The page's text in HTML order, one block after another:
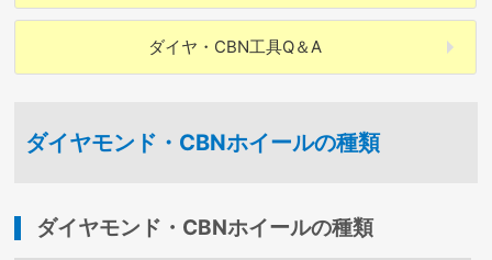
ダイヤ・CBN工具Q＆A
ダイヤモンド・CBNホイールの種類
ダイヤモンド・CBNホイールの種類